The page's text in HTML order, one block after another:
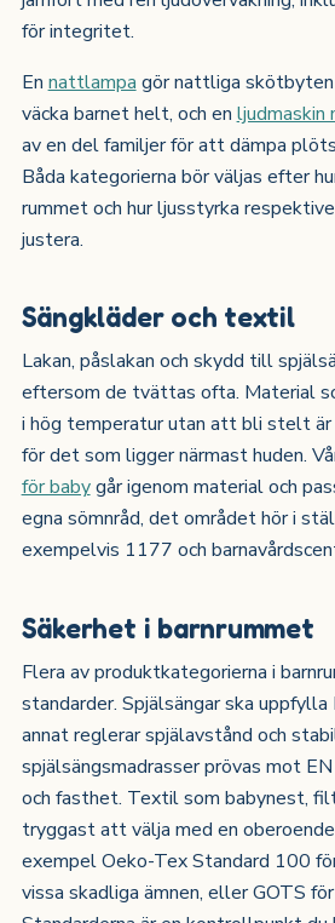
för integritet.
En nattlampa gör nattliga
väcka barnet helt, och en ljudmaskin
av en del familjer för att dämpa
Båda kategorierna bör väljas efter
rummet och hur ljusstyrka
justera.
Sängkläder och textil
Lakan, påslakan och skydd till
eftersom de tvättas ofta. Material
i hög temperatur utan att bli stelt
för det som ligger närmast huden.
för babygår igenom material och
egna sömnråd, det området hör i
exempelvis 1177 och
Säkerhet i barnrummet
Flera av produktkategorierna i
standarder. Spjälsängar ska
annat reglerar spjälavstånd och
spjälsängsmadrasser prövas mot
och fasthet. Textil som babynest,
tryggast att välja med en
exempel Oeko-Tex Standard 100
vissa skadliga ämnen, eller GOTS